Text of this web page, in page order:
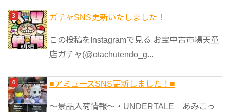
ガチャSNS更新いたしました！
この投稿をInstagramで見る お宝中古市場天童
店ガチャ(@otachutendo_g...
■アミューズSNS更新しました！■
～景品入荷情報～・UNDERTALE あみこっ